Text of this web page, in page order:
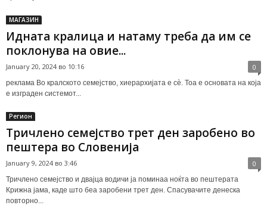
МАГАЗИН
Идната кралица и натаму треба да им се
поклонува на овие...
January 20, 2024 во 10:16 0
реклама Во кралското семејство, хиерархијата е сè. Тоа е основата на која
е изграден системот...
Регион
Тричлено семејство трет ден заробено во
пештера во Словенија
January 9, 2024 во 3:46 0
Тричлено семејство и двајца водичи ја поминаа ноќта во пештерата
Крижна јама, каде што беа заробени трет ден. Спасувачите денеска
повторно...